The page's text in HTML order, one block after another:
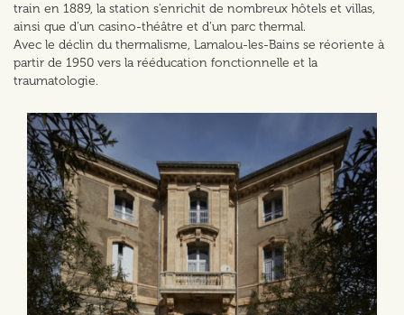
train en 1889, la station s’enrichit de nombreux hôtels et villas,
ainsi que d’un casino-théâtre et d’un parc thermal.
Avec le déclin du thermalisme, Lamalou-les-Bains se réoriente à
partir de 1950 vers la rééducation fonctionnelle et la
traumatologie.